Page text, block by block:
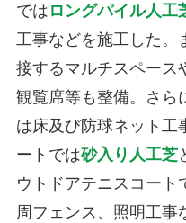
では ロングパイル人工
工事などを施工した。
接するマルチスペース
観覧席等も整備。さら
は床及び防球ネット工
ートでは砂入り人工芝
ウトドアテニスコート
周フェンス、照明工事